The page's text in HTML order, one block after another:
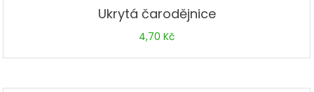
Ukrytá čarodějnice
4,70 Kč